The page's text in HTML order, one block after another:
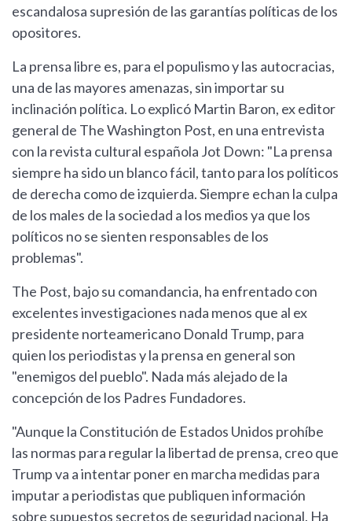
escandalosa supresión de las garantías políticas de los
opositores.
La prensa libre es, para el populismo y las autocracias,
una de las mayores amenazas, sin importar su
inclinación política. Lo explicó Martin Baron, ex editor
general de The Washington Post, en una entrevista
con la revista cultural española Jot Down: "La prensa
siempre ha sido un blanco fácil, tanto para los políticos
de derecha como de izquierda. Siempre echan la culpa
de los males de la sociedad a los medios ya que los
políticos no se sienten responsables de los
problemas".
The Post, bajo su comandancia, ha enfrentado con
excelentes investigaciones nada menos que al ex
presidente norteamericano Donald Trump, para
quien los periodistas y la prensa en general son
"enemigos del pueblo". Nada más alejado de la
concepción de los Padres Fundadores.
"Aunque la Constitución de Estados Unidos prohíbe
las normas para regular la libertad de prensa, creo que
Trump va a intentar poner en marcha medidas para
imputar a periodistas que publiquen información
sobre supuestos secretos de seguridad nacional. Ha